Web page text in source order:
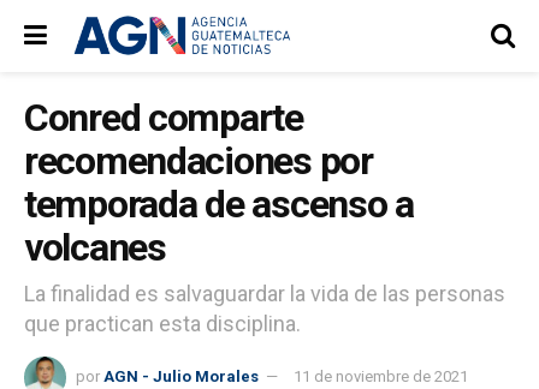
Conred comparte
recomendaciones por
temporada de ascenso a
volcanes
La finalidad es salvaguardar la vida de las personas
que practican esta disciplina.
por AGN - Julio Morales 11 de noviembre de 2021